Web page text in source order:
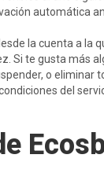
automática
la cuenta a la
Si te gusta más
o eliminar
del